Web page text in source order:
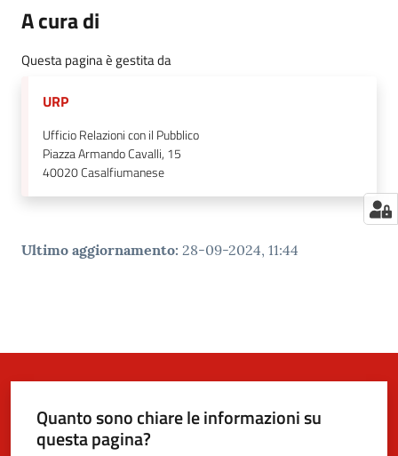
A cura di
Questa pagina è gestita da
URP
Ufficio Relazioni con il Pubblico
Piazza Armando Cavalli, 15
40020Casalfiumanese
Ultimo aggiornamento: 28-09-2024, 11:44
Quanto sono chiare le informazioni su
questa pagina?